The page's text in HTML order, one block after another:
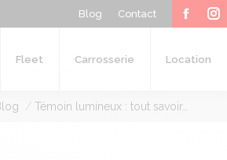
Blog Contact
page
in
Fleet Carrosserie Location
: Témoin lumineux : tout savoir…